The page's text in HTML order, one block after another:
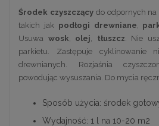
Środek czyszczącydo odpornych na
takich jak podłogi drewniane,
Usuwa wosk, olej, tłuszcz. Nie
parkietu. Zastępuje cyklinowanie
drewnianych. Rozjaśnia
powodując wysuszania. Do mycia
Sposób użycia: środek
Wydajność: 1 l na 10-20 m2